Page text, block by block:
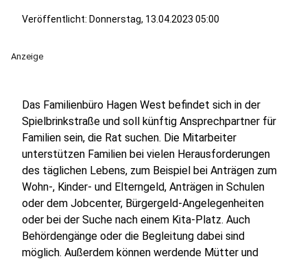
Veröffentlicht: Donnerstag, 13.04.2023 05:00
Anzeige
Das Familienbüro Hagen West befindet sich in der
Spielbrinkstraße und soll künftig Ansprechpartner für
Familien sein, die Rat suchen. Die Mitarbeiter
unterstützen Familien bei vielen Herausforderungen
des täglichen Lebens, zum Beispiel bei Anträgen zum
Wohn-, Kinder- und Elterngeld, Anträgen in Schulen
oder dem Jobcenter, Bürgergeld-Angelegenheiten
oder bei der Suche nach einem Kita-Platz. Auch
Behördengänge oder die Begleitung dabei sind
möglich. Außerdem können werdende Mütter und